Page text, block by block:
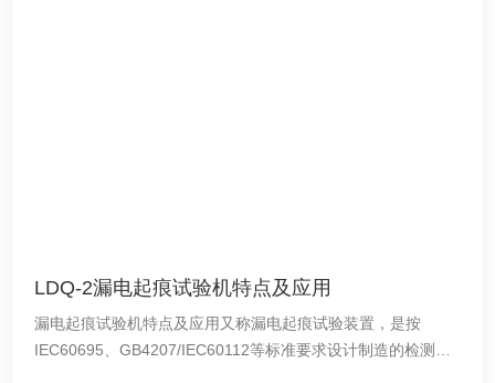
LDQ-2漏电起痕试验机特点及应用
漏电起痕试验机特点及应用又称漏电起痕试验装置，是按
IEC60695、GB4207/IEC60112等标准要求设计制造的检测仪